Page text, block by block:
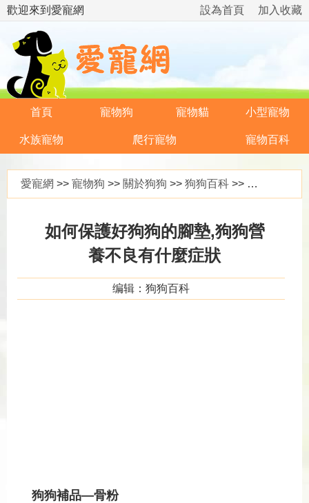
歡迎來到愛寵網 加入收藏
設為首頁
首頁 寵物狗 寵物貓 小型寵物
水族寵物 爬行寵物 寵物百科
愛寵網 >> 寵物狗 >> 關於狗狗 >> 狗狗百科 >> 如何保護好狗狗的腳墊,狗狗營養不良有什麼症狀
如何保護好狗狗的腳墊,狗狗營
養不良有什麼症狀
编辑：狗狗百科
狗狗補品—骨粉